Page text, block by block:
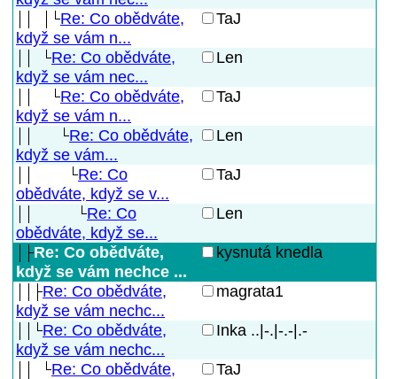
Re: Co obědváte,
když se vám n...
TaJ
Re: Co obědváte,
když se vám nec...
Len
Re: Co obědváte,
když se vám n...
TaJ
Re: Co obědváte,
když se vám...
Len
Re: Co
obědváte, když se v...
TaJ
Re: Co
obědváte, když se...
Len
Re: Co obědváte,
když se vám nechce ...
kysnutá knedla
Re: Co obědváte,
když se vám nechc...
magrata1
Re: Co obědváte,
když se vám nechc...
Inka ..|-.|-.-|.-
Re: Co obědváte,
TaJ